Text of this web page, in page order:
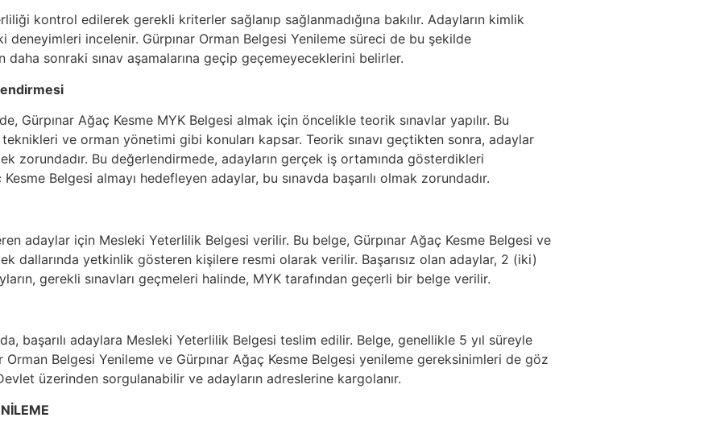
kontrol edilerek gerekli kriterler sağlanıp sağlanmadığına bakılır. Adayların kimlik
deneyimleri incelenir. Gürpınar Orman Belgesi Yenileme süreci de bu şekilde
daha sonraki sınav aşamalarına geçip geçemeyeceklerini belirler.
Gürpınar Ağaç Kesme MYK Belgesi almak için öncelikle teorik sınavlar yapılır. Bu
ve orman yönetimi gibi konuları kapsar. Teorik sınavı geçtikten sonra, adaylar
zorundadır. Bu değerlendirmede, adayların gerçek iş ortamında gösterdikleri
Belgesi almayı hedefleyen adaylar, bu sınavda başarılı olmak zorundadır.
adaylar için Mesleki Yeterlilik Belgesi verilir. Bu belge, Gürpınar Ağaç Kesme Belgesi ve
dallarında yetkinlik gösteren kişilere resmi olarak verilir. Başarısız olan adaylar, 2 (iki)
gerekli sınavları geçmeleri halinde, MYK tarafından geçerli bir belge verilir.
başarılı adaylara Mesleki Yeterlilik Belgesi teslim edilir. Belge, genellikle 5 yıl süreyle
Orman Belgesi Yenileme ve Gürpınar Ağaç Kesme Belgesi yenileme gereksinimleri de göz
üzerinden sorgulanabilir ve adayların adreslerine kargolanır.